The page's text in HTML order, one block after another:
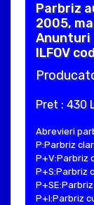
Parbriz
2005,
Anunturi
ILFOV
Pret : 430
Abrevieri
P:Parbriz clar
P+V:Parbriz
P+S:Parbriz
P+I:Parbriz